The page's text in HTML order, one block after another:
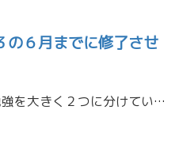
の６月までに修了させ
坂出校では、受験勉強を大きく２つに分けています。①共通テスト対策②国公立二次・私大一般対策です。 二次試験の配点が大きい大学があることも知っていますが、それでもあえて、坂出校では「共通テストで入試は(ほぼ)決まる」と言い […]